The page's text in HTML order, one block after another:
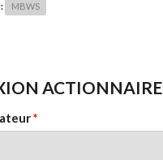
MBWS
ACTIONNAIRE
*